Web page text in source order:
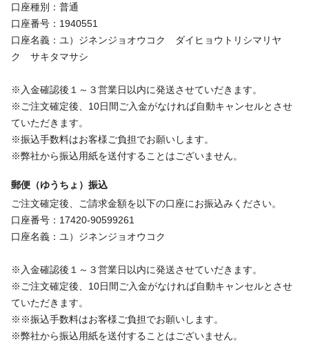
口座種別：普通
口座番号：1940551
口座名義：ユ）ジネンジョオウコク ダイヒョウトリシマリヤ
ク サキタマサシ
※入金確認後１～３営業日以内に発送させていだきます。
※ご注文確定後、10日間ご入金がなければ自動キャンセルとさせ
ていただきます。
※振込手数料はお客様ご負担でお願いします。
※弊社から振込用紙を送付することはございません。
郵便（ゆうちょ）振込
ご注文確定後、ご請求金額を以下の口座にお振込みください。
口座番号：17420-90599261
口座名義：ユ）ジネンジョオウコク
※入金確認後１～３営業日以内に発送させていだきます。
※ご注文確定後、10日間ご入金がなければ自動キャンセルとさせ
ていただきます。
※※振込手数料はお客様ご負担でお願いします。
※弊社から振込用紙を送付することはございません。